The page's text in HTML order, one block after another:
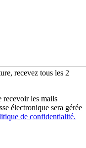
recevez tous les 2
recevoir les mails
électronique sera gérée
de confidentialité.